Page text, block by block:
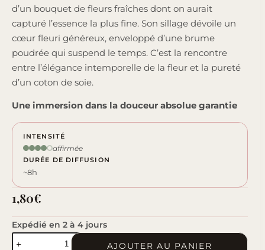
d’un bouquet de fleurs fraîches dont on aurait
capturé l’essence la plus fine. Son sillage dévoile un
cœur fleuri généreux, enveloppé d’une brume
poudrée qui suspend le temps. C’est la rencontre
entre l’élégance intemporelle de la fleur et la pureté
d’un coton de soie.
Une immersion dans la douceur absolue garantie
INTENSITÉ
affirmée
DURÉE DE DIFFUSION
~8h
1,80€
Expédié en 2 à 4 jours
AJOUTER AU PANIER